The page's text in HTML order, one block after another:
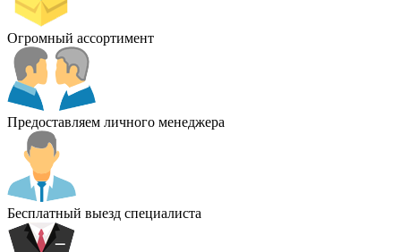
Огромный ассортимент
Предоставляем личного менеджера
Бесплатный выезд специалиста